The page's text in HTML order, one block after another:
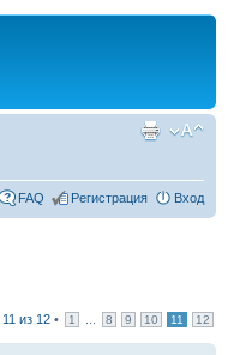
FAQ Регистрация Вход
11 из 12 • 1 8 9 10 11 12